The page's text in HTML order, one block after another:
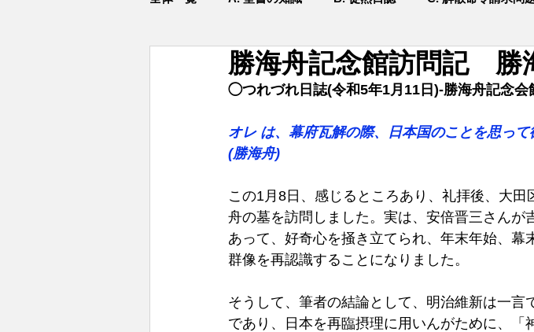
勝海舟記念館訪問記 勝
◯つれづれ日誌(令和5年1月11日)-勝海舟記念会
オレ は、幕府瓦解の際、日本国のことを思っ
(勝海舟)
この1月8日、感じるところあり、礼拝後、大
舟の墓を訪問しました。実は、安倍晋三さんが
あって、好奇心を掻き立てられ、年末年始、
群像を再認識することになりました。
そうして、筆者の結論として、明治維新は一
であり、日本を再臨摂理に用いんがために、